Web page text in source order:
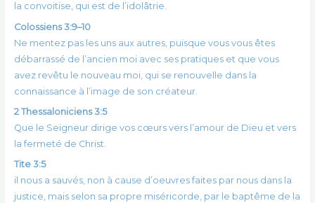
la convoitise, qui est de l’idolâtrie.
Colossiens 3:9–10
Ne mentez pas les uns aux autres, puisque vous vous êtes
débarrassé de l’ancien moi avec ses pratiques et que vous
avez revêtu le nouveau moi, qui se renouvelle dans la
connaissance à l’image de son créateur.
2 Thessaloniciens 3:5
Que le Seigneur dirige vos cœurs vers l’amour de Dieu et vers
la fermeté de Christ.
Tite 3:5
il nous a sauvés, non à cause d’oeuvres faites par nous dans la
justice, mais selon sa propre miséricorde, par le baptême de la